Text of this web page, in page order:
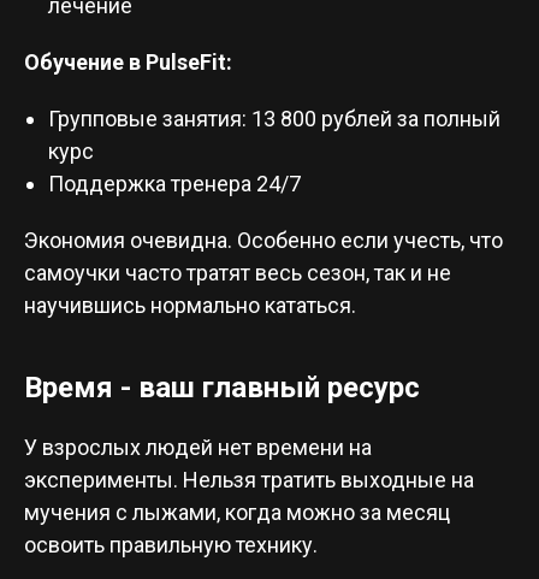
Обучение в PulseFit:
Групповые занятия: 13 800 рублей за полный
курс
Поддержка тренера 24/7
Экономия очевидна. Особенно если учесть, что
самоучки часто тратят весь сезон, так и не
научившись нормально кататься.
Время - ваш главный ресурс
У взрослых людей нет времени на
эксперименты. Нельзя тратить выходные на
мучения с лыжами, когда можно за месяц
освоить правильную технику.